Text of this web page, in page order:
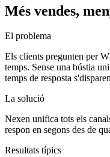
Més vendes,
El problema
Els clients pregunten per
temps. Sense una bústia
temps de resposta
La solució
Nexen unifica tots els
respon en segons des de
Resultats típics